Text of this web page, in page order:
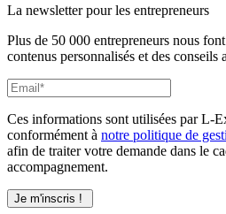
La newsletter pour les entrepreneurs
Plus de 50 000 entrepreneurs nous
contenus personnalisés et des conseils
Ces informations sont utilisées par L-
conformément à notre politique de
afin de traiter votre demande dans le
accompagnement.